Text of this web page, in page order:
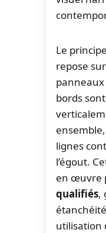
Le
repose
panneaux
bords
lignes
l’égout.
en œuvre
qualifiés,
utilisation